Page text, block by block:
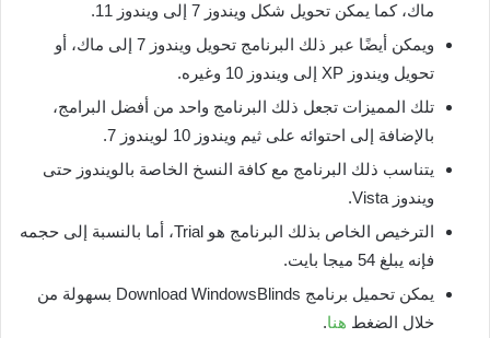
ماك، كما يمكن تحويل شكل ويندوز 7 إلى ويندوز 11.
ويمكن أيضًا عبر ذلك البرنامج تحويل ويندوز 7 إلى ماك، أو
تحويل ويندوز XP إلى ويندوز 10 وغيره.
تلك المميزات تجعل ذلك البرنامج واحد من أفضل البرامج،
بالإضافة إلى احتوائه على ثيم ويندوز 10 لويندوز 7.
يتناسب ذلك البرنامج مع كافة النسخ الخاصة بالويندوز حتى
ويندوز Vista.
الترخيص الخاص بذلك البرنامج هو Trial، أما بالنسبة إلى حجمه
فإنه يبلغ 54 ميجا بايت.
يمكن تحميل برنامج Download WindowsBlinds بسهولة من
خلال الضغط هنا.